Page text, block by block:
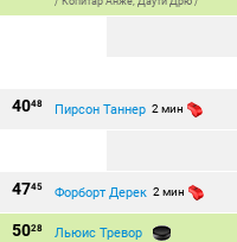
4048 Пирсон Таннер 2 мин
4745 Форборт Дерек 2 мин
5028 Льюис Тревор